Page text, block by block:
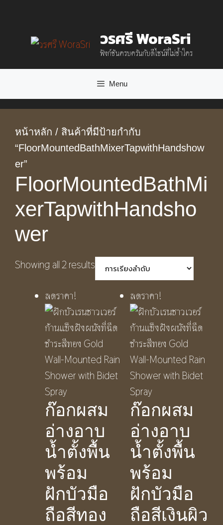
content
วรศรี WoraSri
ฟังก์ชันครบครันกับดีไซน์ที่ไม่ซ้ำใคร
Menu
หน้าหลัก / สินค้าที่มีป้ายกำกับ
“FloorMountedBathMixerTapwithHandshow
er”
FloorMountedBathMi
xerTapwithHandsho
wer
Showing all 2 results
ลดราคา!
ก๊อกผสม
อ่างอาบ
น้ำตั้งพื้น
พร้อม
ฝักบัวมือ
ถือสีทอง
ลดราคา!
ก๊อกผสม
อ่างอาบ
น้ำตั้งพื้น
พร้อม
ฝักบัวมือ
ถือสีเงินผิว